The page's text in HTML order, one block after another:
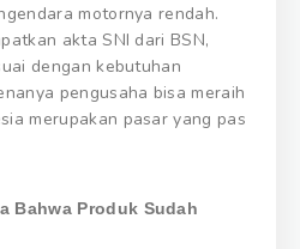
motornya rendah.
akta SNI dari BSN,
dengan kebutuhan
pengusaha bisa meraih
merupakan pasar yang pas
Bahwa Produk Sudah